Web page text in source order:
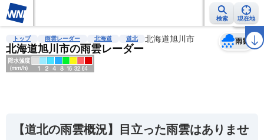
検索 現在地
雨雲レーダー 台風情報 地震情報 警報・注意報 2週間天気 ラ
トップ 雨雲レーダー 北海道 道北 北海道旭川市
北海道旭川市の雨雲レーダー
雨雲
天気 台風
【道北の雨雲概況】目立った雨雲はありませ